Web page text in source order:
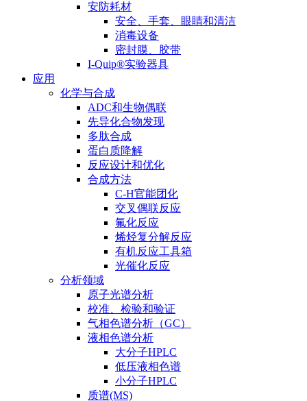
安防耗材
安全、手套、眼睛和清洁
消毒设备
密封膜、胶带
I-Quip®️实验器具
应用
化学与合成
ADC和生物偶联
先导化合物发现
多肽合成
蛋白质降解
反应设计和优化
合成方法
C-H官能团化
交叉偶联反应
氟化反应
烯烃复分解反应
有机反应工具箱
光催化反应
分析领域
原子光谱分析
校准、检验和验证
气相色谱分析（GC）
液相色谱分析
大分子HPLC
低压液相色谱
小分子HPLC
质谱(MS)